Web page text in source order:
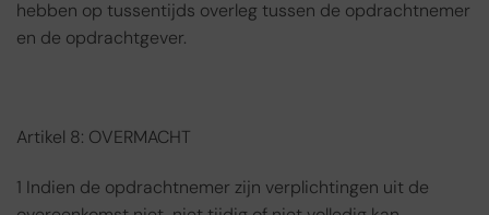
hebben op tussentijds overleg tussen de opdrachtnemer
en de opdrachtgever.
Artikel 8: OVERMACHT
1 Indien de opdrachtnemer zijn verplichtingen uit de